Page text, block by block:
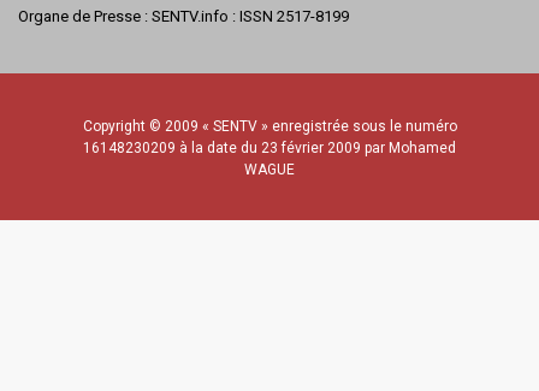
Organe de Presse : SENTV.info : ISSN 2517-8199
Copyright © 2009 « SENTV » enregistrée sous le numéro
16148230209 à la date du 23 février 2009 par Mohamed
WAGUE